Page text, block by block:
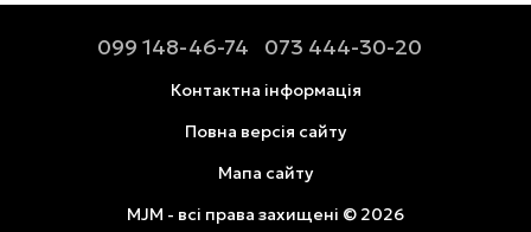
099 148-46-74 073 444-30-20
Контактна інформація
Повна версія сайту
Мапа сайту
MJM - всі права захищені © 2026